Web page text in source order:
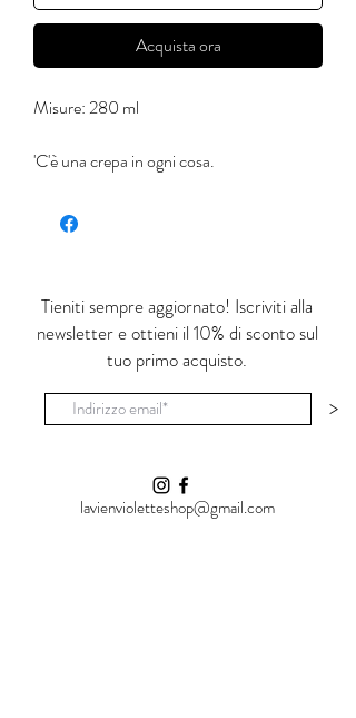
Acquista ora
Misure: 280 ml
'C'è una crepa in ogni cosa.
(Leonard Cohen)
mano e dipinto con colori apiombici,
cristallizzato successivamente in uno
smalto lucido e trasparente non tossico. E'
adatto ad uso alimentare.
Le piccole imperfezioni e la non uniformità
del prodotto sono la 'luce' che cerco in ogni
Tieniti sempre aggiornato! Iscriviti alla
newsletter e ottieni il 10% di sconto sul
tuo primo acquisto.
>
lavienvioletteshop@gmail.com